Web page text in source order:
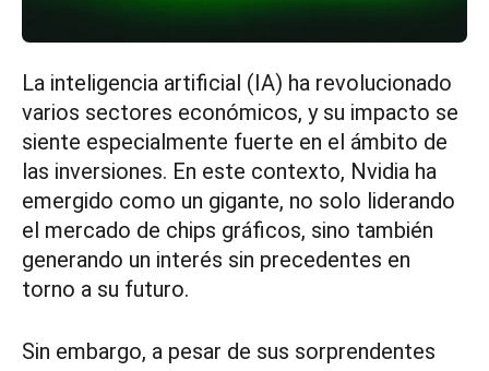
La inteligencia artificial (IA) ha revolucionado
varios sectores económicos, y su impacto se
siente especialmente fuerte en el ámbito de
las inversiones. En este contexto, Nvidia ha
emergido como un gigante, no solo liderando
el mercado de chips gráficos, sino también
generando un interés sin precedentes en
torno a su futuro.
Sin embargo, a pesar de sus sorprendentes